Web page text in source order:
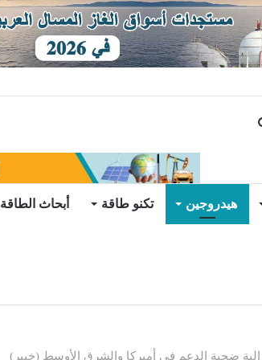
برميل عكس التوقعات
هيدروجين تكنو طاقة أبحاث الطاقة
ضحية الدعم في أميركا والشرق الأوسط (خبير)